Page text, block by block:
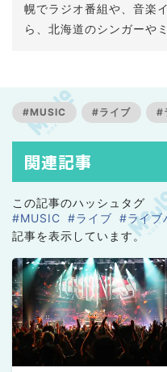
幌でラジオ番組や、音楽
ら、北海道のシンガーや
「藍井エイル」に提供し
ソン大賞アーティストソ
タレントの安田顕。
#MUSIC #ライブ #
関連記事
この記事のハッシュタグ
#MUSIC #ライブ #ライブ
記事を表示しています。